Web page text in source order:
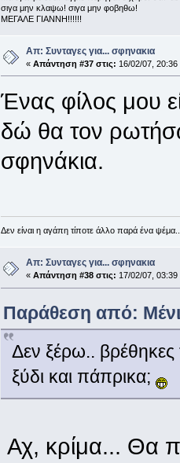
σιγα μην κλαψω! σιγα μην φοβηθω!
ΜΕΓΑΛΕ ΓΙΑΝΝΗ!!!!!!
Απ: Συνταγες για... σφηνακια
« Απάντηση #37 στις: 16/02/07, 20:36
Ένας φίλος μου
δώ θα τον
σφηνάκια.
Δεν είναι η αγάπη τίποτε άλλο παρά ένα
Απ: Συνταγες για... σφηνακια
« Απάντηση #38 στις: 17/02/07, 03:39
Παράθεση από:
Δεν ξέρω.. βρέθηκες
ξύδι και πάπρικα;
Αχ, κρίμα... Θα